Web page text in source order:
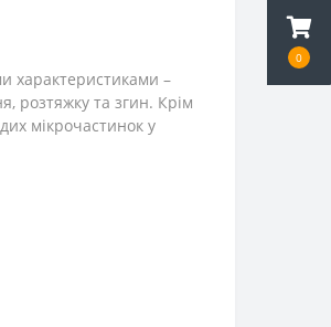
0
характеристиками –
розтяжку та згин. Крім
мікрочастинок у